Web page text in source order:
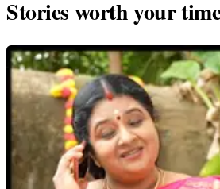
Stories worth your